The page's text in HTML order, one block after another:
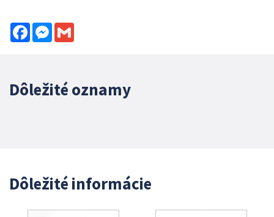
FacebookMessenger
Dôležité oznamy
Dôležité informácie